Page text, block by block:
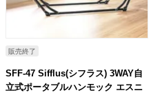
販売終了
SFF-47 Sifflus(シフラス) 3WAY自
立式ポータブルハンモック エスニ